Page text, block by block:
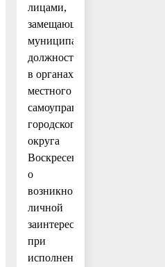
лицами,
замещающими
муниципальные
должности
в органах
местного
самоуправления
городского
округа
Воскресенск,
о
возникновении
личной
заинтересованности
при
исполнении